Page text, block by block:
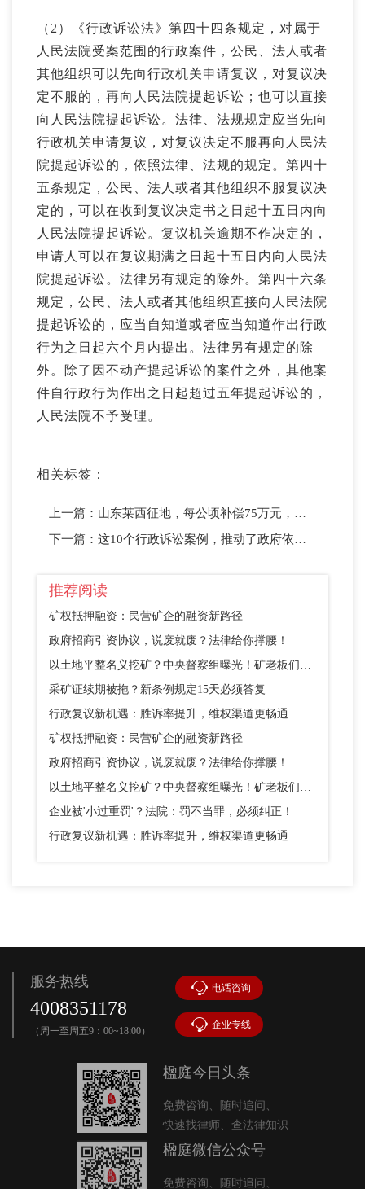
（2）《行政诉讼法》第四十四条规定，对属于
人民法院受案范围的行政案件，公民、法人或者
其他组织可以先向行政机关申请复议，对复议决
定不服的，再向人民法院提起诉讼；也可以直接
向人民法院提起诉讼。法律、法规规定应当先向
行政机关申请复议，对复议决定不服再向人民法
院提起诉讼的，依照法律、法规的规定。第四十
五条规定，公民、法人或者其他组织不服复议决
定的，可以在收到复议决定书之日起十五日内向
人民法院提起诉讼。复议机关逾期不作决定的，
申请人可以在复议期满之日起十五日内向人民法
院提起诉讼。法律另有规定的除外。第四十六条
规定，公民、法人或者其他组织直接向人民法院
提起诉讼的，应当自知道或者应当知道作出行政
行为之日起六个月内提出。法律另有规定的除
外。除了因不动产提起诉讼的案件之外，其他案
件自行政行为作出之日起超过五年提起诉讼的，
人民法院不予受理。
相关标签：
上一篇： 山东莱西征地，每公顷补偿75万元，怎样提高补偿？
下一篇： 这10个行政诉讼案例，推动了政府依法行政，以及国家法治的进步！
推荐阅读
矿权抵押融资：民营矿企的融资新路径
政府招商引资协议，说废就废？法律给你撑腰！
以土地平整名义挖矿？中央督察组曝光！矿老板们别踩这个坑
采矿证续期被拖？新条例规定15天必须答复
行政复议新机遇：胜诉率提升，维权渠道更畅通
矿权抵押融资：民营矿企的融资新路径
政府招商引资协议，说废就废？法律给你撑腰！
以土地平整名义挖矿？中央督察组曝光！矿老板们别踩这个坑
企业被'小过重罚'？法院：罚不当罪，必须纠正！
行政复议新机遇：胜诉率提升，维权渠道更畅通
服务热线
4008351178
（周一至周五9：00~18:00）
电话咨询
企业专线
楹庭今日头条
免费咨询、随时追问、
快速找律师、查法律知识
楹庭微信公众号
免费咨询、随时追问、